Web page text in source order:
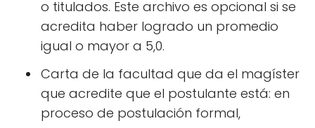
o titulados. Este archivo es opcional si se
acredita haber logrado un promedio
igual o mayor a 5,0.
Carta de la facultad que da el magíster
que acredite que el postulante está: en
proceso de postulación formal,